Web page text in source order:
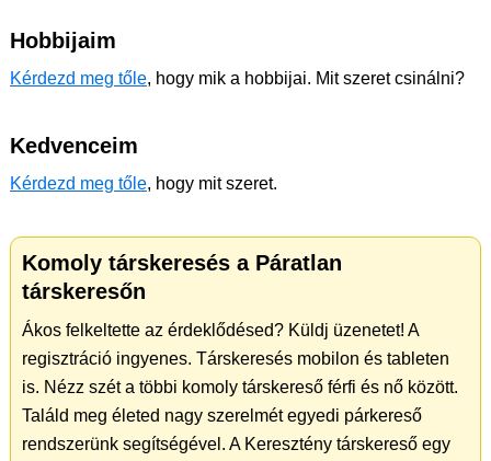
Hobbijaim
Kérdezd meg tőle, hogy mik a hobbijai. Mit szeret csinálni?
Kedvenceim
Kérdezd meg tőle, hogy mit szeret.
Komoly társkeresés a Páratlan
társkeresőn
Ákos felkeltette az érdeklődésed? Küldj üzenetet! A
regisztráció ingyenes. Társkeresés mobilon és tableten
is. Nézz szét a többi komoly társkereső férfi és nő között.
Találd meg életed nagy szerelmét egyedi párkereső
rendszerünk segítségével. A Keresztény társkereső egy